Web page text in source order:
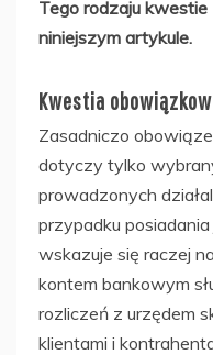
Tego rodzaju
niniejszym artykule.
Kwestia
Zasadniczo
dotyczy tylko
prowadzonych
przypadku
wskazuje się raczej
kontem bankowym
rozliczeń z urzędem
klientami i